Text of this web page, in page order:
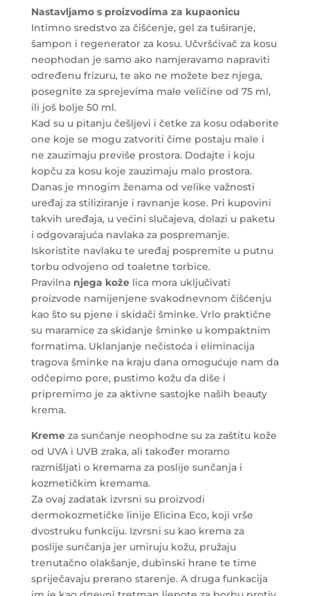
Nastavljamo s proizvodima za kupaonicu
Intimno sredstvo za čišćenje, gel za tuširanje,
šampon i regenerator za kosu. Učvršćivač za kosu
neophodan je samo ako namjeravamo napraviti
određenu frizuru, te ako ne možete bez njega,
posegnite za sprejevima male veličine od 75 ml,
ili još bolje 50 ml.
Kad su u pitanju češljevi i četke za kosu odaberite
one koje se mogu zatvoriti čime postaju male i
ne zauzimaju previše prostora. Dodajte i koju
kopču za kosu koje zauzimaju malo prostora.
Danas je mnogim ženama od velike važnosti
uređaj za stiliziranje i ravnanje kose. Pri kupovini
takvih uređaja, u većini slučajeva, dolazi u paketu
i odgovarajuća navlaka za pospremanje.
Iskoristite navlaku te uređaj pospremite u putnu
torbu odvojeno od toaletne torbice.
Pravilna njega koželica mora uključivati ​​
proizvode namijenjene svakodnevnom čišćenju
kao što su pjene i skidači šminke. Vrlo praktične
su maramice za skidanje šminke u kompaktnim
formatima. Uklanjanje nečistoća i eliminacija
tragova šminke na kraju dana omogućuje nam da
odčepimo pore, pustimo kožu da diše i
pripremimo je za aktivne sastojke naših beauty
krema.
Kreme za sunčanje neophodne su za zaštitu kože
od UVA i UVB zraka, ali također moramo
razmišljati o kremama za poslije sunčanja i
kozmetičkim kremama.
Za ovaj zadatak izvrsni su proizvodi
dermokozmetičke linije Elicina Eco, koji vrše
dvostruku funkciju. Izvrsni su kao krema za
poslije sunčanja jer umiruju kožu, pružaju
trenutačno olakšanje, dubinski hrane te time
spriječavaju prerano starenje. A druga funkacija